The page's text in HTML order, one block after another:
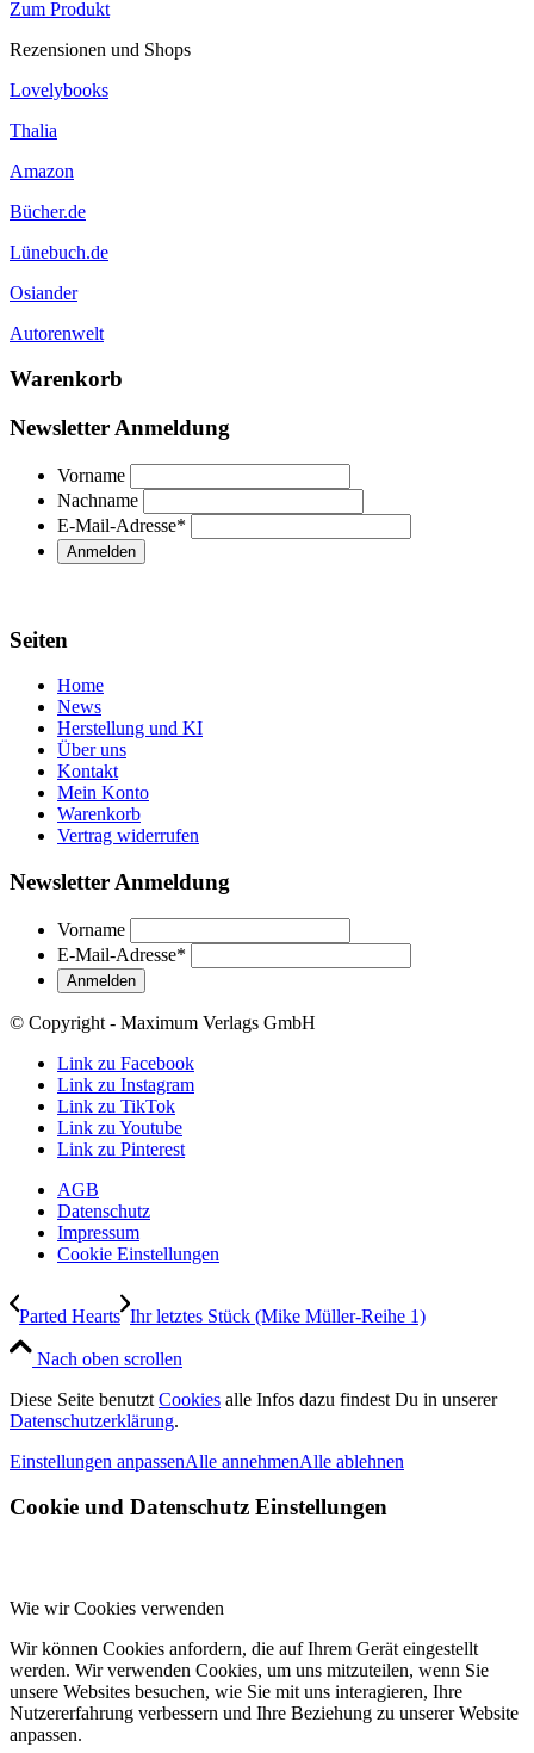
Zum Produkt
Rezensionen und Shops
Lovelybooks
Thalia
Amazon
Bücher.de
Lünebuch.de
Osiander
Autorenwelt
Warenkorb
Newsletter Anmeldung
Vorname
Nachname
E-Mail-Adresse*
Seiten
Home
News
Herstellung und KI
Über uns
Kontakt
Mein Konto
Warenkorb
Vertrag widerrufen
Newsletter Anmeldung
Vorname
E-Mail-Adresse*
© Copyright - Maximum Verlags GmbH
Link zu Facebook
Link zu Instagram
Link zu TikTok
Link zu Youtube
Link zu Pinterest
AGB
Datenschutz
Impressum
Cookie Einstellungen
Parted Hearts Ihr letztes Stück (Mike Müller-Reihe 1)
Nach oben scrollen
Diese Seite benutzt Cookies alle Infos dazu findest Du in unserer
Datenschutzerklärung.
Einstellungen anpassenAlle annehmenAlle ablehnen
Cookie und Datenschutz Einstellungen
Wie wir Cookies verwenden
Wir können Cookies anfordern, die auf Ihrem Gerät eingestellt
werden. Wir verwenden Cookies, um uns mitzuteilen, wenn Sie
unsere Websites besuchen, wie Sie mit uns interagieren, Ihre
Nutzererfahrung verbessern und Ihre Beziehung zu unserer Website
anpassen.